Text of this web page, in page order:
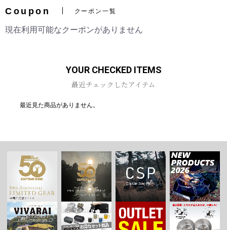
お買い物を続ける
Coupon クーポン一覧
現在利用可能なクーポンがありません
YOUR CHECKED ITEMS
最近チェックしたアイテム
最近見た商品がありません。